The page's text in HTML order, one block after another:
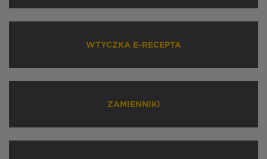
WTYCZKA E-RECEPTA
ZAMIENNIKI